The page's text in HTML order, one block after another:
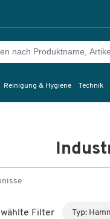
Reinigung & Hygiene Technik
Filter Typ: